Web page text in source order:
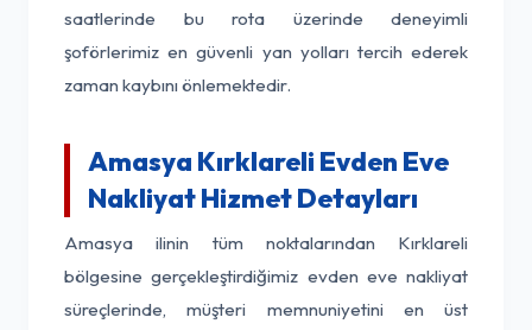
saatlerinde bu rota üzerinde deneyimli
şoförlerimiz en güvenli yan yolları tercih ederek
zaman kaybını önlemektedir.
Amasya Kırklareli Evden Eve
Nakliyat Hizmet Detayları
Amasya ilinin tüm noktalarından Kırklareli
bölgesine gerçekleştirdiğimiz evden eve nakliyat
süreçlerinde, müşteri memnuniyetini en üst